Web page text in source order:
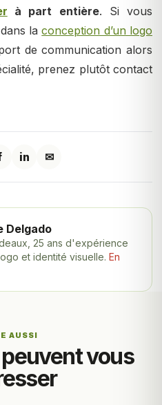
à part entière. Si vous
laconception d’un logo
de communication alors
prenez plutôt contact
in ✉
Delgado
25 ans d'expérience
et identité visuelle. En
AUSSI
vous